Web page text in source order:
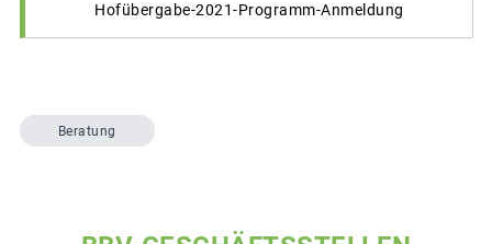
Hofübergabe-2021-Programm-Anmeldung
Beratung